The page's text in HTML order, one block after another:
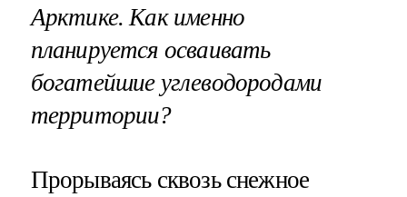
Арктике. Как именно
планируется осваивать
богатейшие углеводородами
территории?
Прорываясь сквозь снежное